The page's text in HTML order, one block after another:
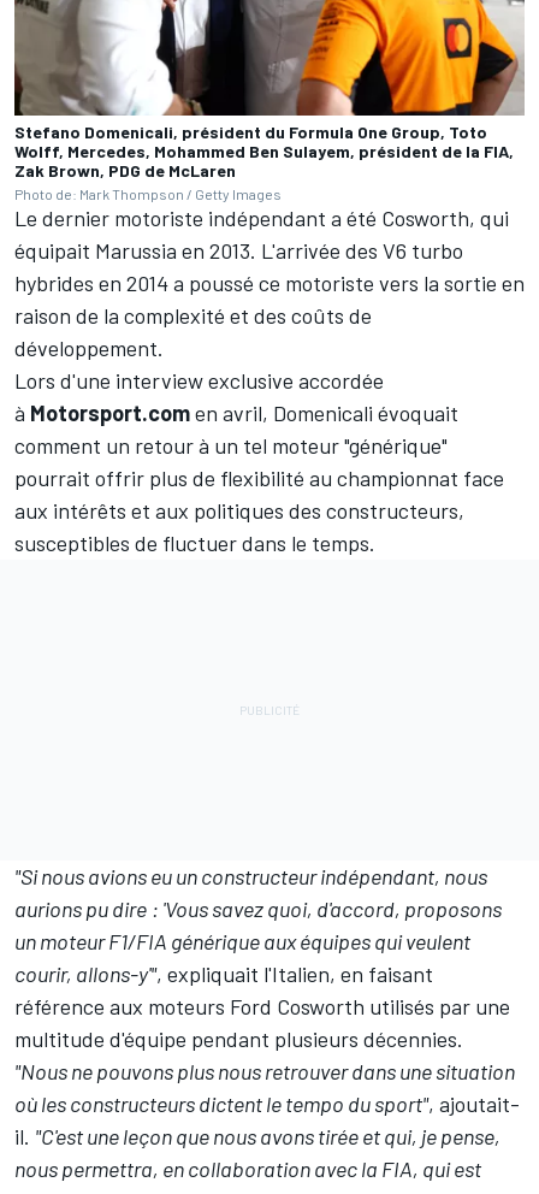
Stefano Domenicali, président du Formula One Group, Toto
Wolff, Mercedes, Mohammed Ben Sulayem, président de la FIA,
Zak Brown, PDG de McLaren
Photo de: Mark Thompson / Getty Images
Le dernier motoriste indépendant a été Cosworth, qui
équipait Marussia en 2013. L'arrivée des V6 turbo
hybrides en 2014 a poussé ce motoriste vers la sortie en
raison de la complexité et des coûts de
développement.
Lors d'une interview exclusive accordée
à Motorsport.comen avril, Domenicali évoquait
comment un retour à un tel moteur "générique"
pourrait offrir plus de flexibilité au championnat face
aux intérêts et aux politiques des constructeurs,
susceptibles de fluctuer dans le temps.
"Si nous avions eu un constructeur indépendant, nous
aurions pu dire : 'Vous savez quoi, d'accord, proposons
un moteur F1/FIA générique aux équipes qui veulent
courir, allons-y'", expliquait l'Italien, en faisant
référence aux moteurs Ford Cosworth utilisés par une
multitude d'équipe pendant plusieurs décennies.
"Nous ne pouvons plus nous retrouver dans une situation
où les constructeurs dictent le tempo du sport", ajoutait-
il. "C'est une leçon que nous avons tirée et qui, je pense,
nous permettra, en collaboration avec la FIA, qui est